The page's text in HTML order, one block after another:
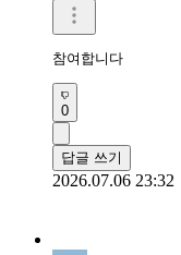
참여합니다
0
답글 쓰기
2026.07.06 23:32